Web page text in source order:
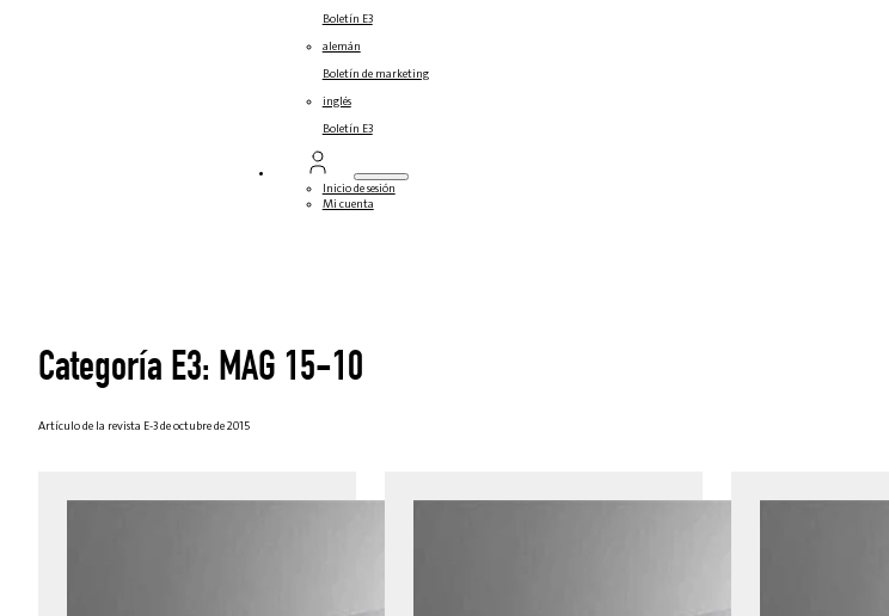
Boletín E3
alemán
Boletín de marketing
inglés
Boletín E3
Inicio de sesión
Mi cuenta
Categoría E3: MAG 15-10
Artículo de la revista E-3 de octubre de 2015